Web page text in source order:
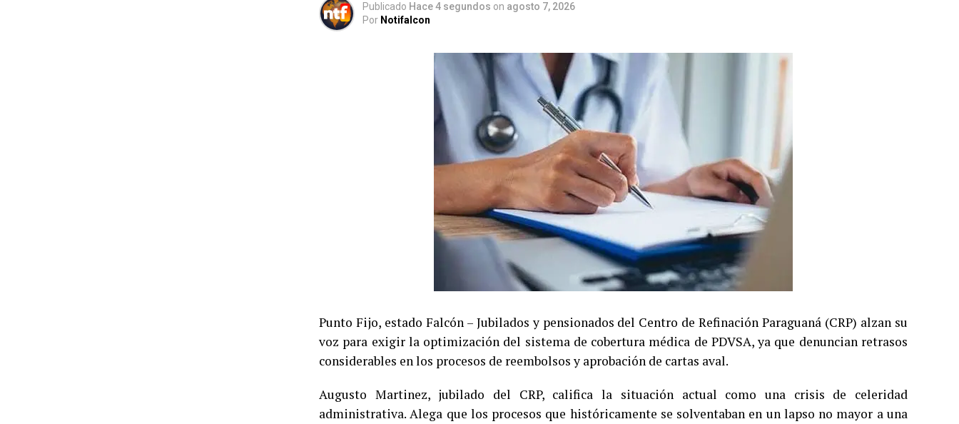
Publicado Hace 4 segundos on agosto 7, 2026
Por Notifalcon
Punto Fijo, estado Falcón – Jubilados y pensionados del Centro de Refinación Paraguaná (CRP) alzan su
voz para exigir la optimización del sistema de cobertura médica de PDVSA, ya que denuncian retrasos
considerables en los procesos de reembolsos y aprobación de cartas aval.
Augusto Martinez, jubilado del CRP, califica la situación actual como una crisis de celeridad
administrativa. Alega que los procesos que históricamente se solventaban en un lapso no mayor a una